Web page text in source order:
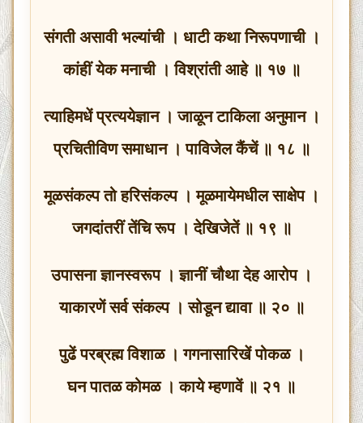
संगती असावी भल्यांची । धाटी कथा निरूपणाची ।
कांहीं येक मनाची । विश्रांती आहे ॥ १७ ॥
त्याहिमधें प्रत्ययेज्ञान । जाळून टाकिला अनुमान ।
प्रचितीविण समाधान । पाविजेल कैंचें ॥ १८ ॥
मूळसंकल्प तो हरिसंकल्प । मूळमायेमधील साक्षेप ।
जगदांतरीं तेंचि रूप । देखिजेतें ॥ १९ ॥
उपासना ज्ञानस्वरूप । ज्ञानीं चौथा देह आरोप ।
याकारणें सर्व संकल्प । सोडून द्यावा ॥ २० ॥
पुढें परब्रह्म विशाळ । गगनासारिखें पोकळ ।
घन पातळ कोमळ । काये म्हणावें ॥ २१ ॥